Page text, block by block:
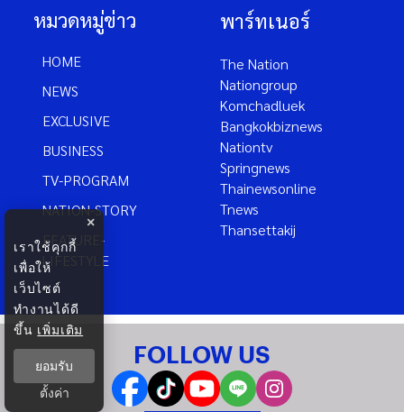
หมวดหมู่ข่าว
HOME
NEWS
EXCLUSIVE
BUSINESS
TV-PROGRAM
NATION-STORY
FEATURE-
LIFESTYLE
พาร์ทเนอร์
The Nation
Nationgroup
Komchadluek
Bangkokbiznews
Nationtv
Springnews
Thainewsonline
Tnews
Thansettakij
FOLLOW US
×
เราใช้คุกกี้
เพื่อให้
เว็บไซต์
ทำงานได้ดี
ขึ้น เพิ่มเติม
ยอมรับ
ตั้งค่า